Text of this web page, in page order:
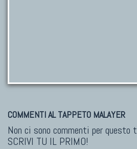
COMMENTI AL TAPPETO MALAYER
Non ci sono commenti per questo
SCRIVI TU IL PRIMO!